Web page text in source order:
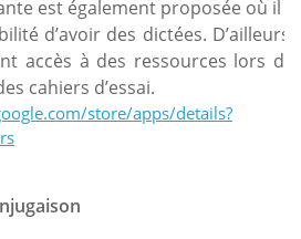
est également proposée où il y
d’avoir des dictées. D’ailleurs,
accès à des ressources lors de
cahiers d’essai.
store/apps/details?